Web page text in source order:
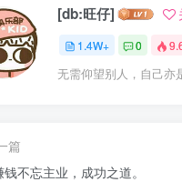
[db:旺仔]
1.4W+ 0
无需仰望别人，自己亦
篇
不忘主业，成功之道。